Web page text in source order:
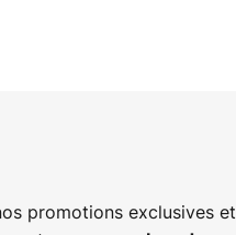
promotions exclusives et